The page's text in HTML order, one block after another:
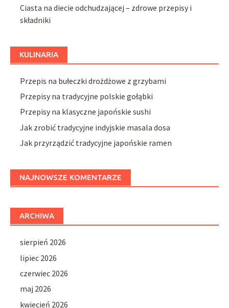
Ciasta na diecie odchudzającej – zdrowe przepisy i
składniki
KULINARIA
Przepis na bułeczki drożdżowe z grzybami
Przepisy na tradycyjne polskie gołąbki
Przepisy na klasyczne japońskie sushi
Jak zrobić tradycyjne indyjskie masala dosa
Jak przyrządzić tradycyjne japońskie ramen
NAJNOWSZE KOMENTARZE
ARCHIWA
sierpień 2026
lipiec 2026
czerwiec 2026
maj 2026
kwiecień 2026